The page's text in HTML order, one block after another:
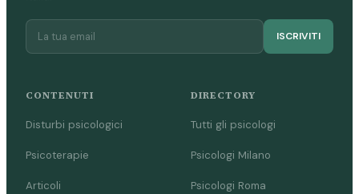
ISCRIVITI
CONTENUTI
Disturbi psicologici
Psicoterapie
Articoli
DIRECTORY
Tutti gli psicologi
Psicologi Milano
Psicologi Roma